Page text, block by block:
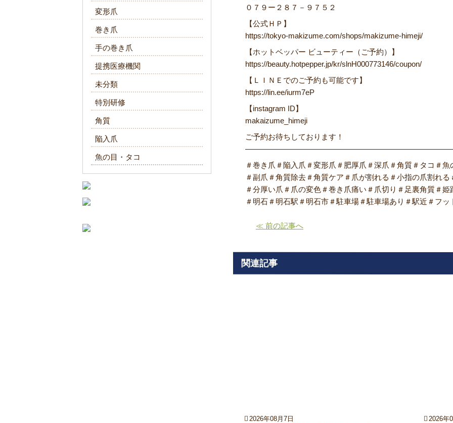
０７９ー２８７－９７５２
【公式ＨＰ】
https://tokyo-makizume.com/shops/makizume-himeji/
【ホットベッパー ビューティー（ご予約）】
https://beauty.hotpepper.jp/kr/slnH000773146/coupon/
【ＬＩＮＥでのご予約も可能です】
https://lin.ee/iurm7eP
【instagram ID】
makaizume_himeji
ご予約お待ちしております！
＃巻き爪＃陥入爪＃変形爪＃肥厚爪＃深爪＃角質＃タコ＃魚
＃副爪＃角質除去＃角質ケア＃爪が割れる＃小指の爪割れる
＃分厚い爪＃爪の変色＃巻き爪痛い＃爪切り＃足裏角質＃
＃明石＃明石駅＃明石市＃駐車場＃駐車場あり＃駅近＃フ
≪ 前の記事へ
関連記事
2026年08月7日 2026年
変形爪
巻き爪
手の巻き爪
提携医療機関
未分類
特別研修
角質
陥入爪
魚の目・タコ